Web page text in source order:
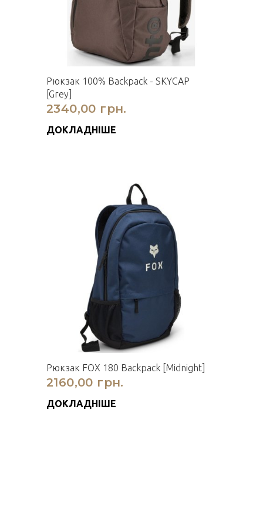
Рюкзак 100% Backpack - SKYCAP
[Grey]
2340,00 грн.
ДОКЛАДНІШЕ
Рюкзак FOX 180 Backpack [Midnight]
2160,00 грн.
ДОКЛАДНІШЕ